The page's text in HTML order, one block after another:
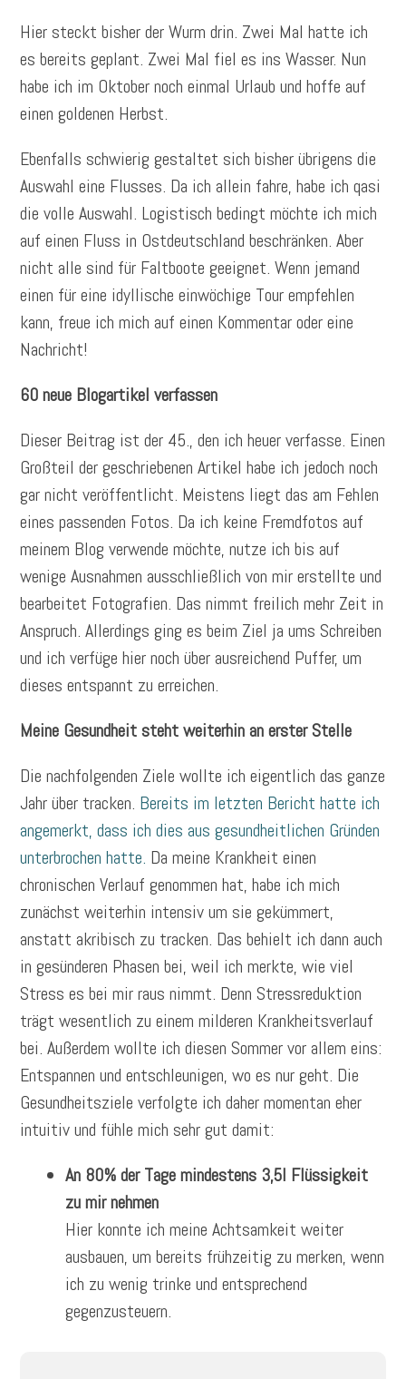
Hier steckt bisher der Wurm drin. Zwei Mal hatte ich
es bereits geplant. Zwei Mal fiel es ins Wasser. Nun
habe ich im Oktober noch einmal Urlaub und hoffe auf
einen goldenen Herbst.
Ebenfalls schwierig gestaltet sich bisher übrigens die
Auswahl eine Flusses. Da ich allein fahre, habe ich qasi
die volle Auswahl. Logistisch bedingt möchte ich mich
auf einen Fluss in Ostdeutschland beschränken. Aber
nicht alle sind für Faltboote geeignet. Wenn jemand
einen für eine idyllische einwöchige Tour empfehlen
kann, freue ich mich auf einen Kommentar oder eine
Nachricht!
60 neue Blogartikel verfassen
Dieser Beitrag ist der 45., den ich heuer verfasse. Einen
Großteil der geschriebenen Artikel habe ich jedoch noch
gar nicht veröffentlicht. Meistens liegt das am Fehlen
eines passenden Fotos. Da ich keine Fremdfotos auf
meinem Blog verwende möchte, nutze ich bis auf
wenige Ausnahmen ausschließlich von mir erstellte und
bearbeitet Fotografien. Das nimmt freilich mehr Zeit in
Anspruch. Allerdings ging es beim Ziel ja ums Schreiben
und ich verfüge hier noch über ausreichend Puffer, um
dieses entspannt zu erreichen.
Meine Gesundheit steht weiterhin an erster Stelle
Die nachfolgenden Ziele wollte ich eigentlich das ganze
Jahr über tracken. Bereits im letzten Bericht hatte ich
angemerkt, dass ich dies aus gesundheitlichen Gründen
unterbrochen hatte. Da meine Krankheit einen
chronischen Verlauf genommen hat, habe ich mich
zunächst weiterhin intensiv um sie gekümmert,
anstatt akribisch zu tracken. Das behielt ich dann auch
in gesünderen Phasen bei, weil ich merkte, wie viel
Stress es bei mir raus nimmt. Denn Stressreduktion
trägt wesentlich zu einem milderen Krankheitsverlauf
bei. Außerdem wollte ich diesen Sommer vor allem eins:
Entspannen und entschleunigen, wo es nur geht. Die
Gesundheitsziele verfolgte ich daher momentan eher
intuitiv und fühle mich sehr gut damit:
An 80% der Tage mindestens 3,5l Flüssigkeit
zu mir nehmen
Hier konnte ich meine Achtsamkeit weiter
ausbauen, um bereits frühzeitig zu merken, wenn
ich zu wenig trinke und entsprechend
gegenzusteuern.